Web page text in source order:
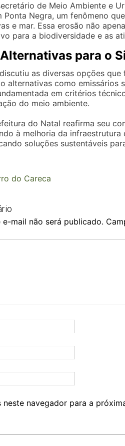
de Meio Ambiente e
Ponta Negra, um fenômeno
e mar. Essa erosão não
para a biodiversidade e as
para o
as diversas opções
alternativas como emissários
em critérios
do meio ambiente.
do Natal reafirma seu
à melhoria da
soluções sustentáveis
do Careca
e-mail não será publicado.
neste navegador para a